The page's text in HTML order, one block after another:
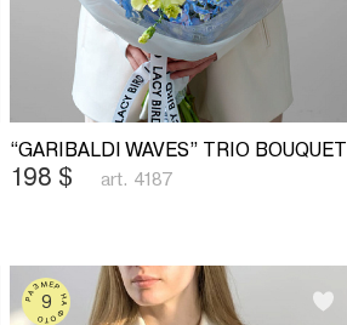
“GARIBALDI WAVES” TRIO BOUQUET
198 $ art. 4187
РАЗМЕР НА ФОТО
9